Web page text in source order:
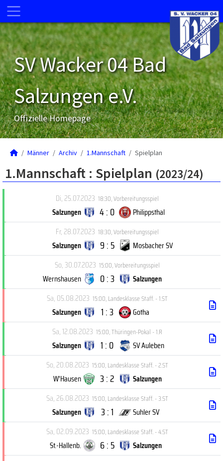
SV Wacker 04 Bad
Salzungen e.V.
Offizielle Homepage
Männer Archiv 1.Mannschaft Spielplan
1.Mannschaft : Spielplan (2023/24)
Di, 25.07.2023 18:30,Vorbereitungsspiel
Salzungen 4 : 0
Philippsthal
Fr, 28.07.2023 18:30,Vorbereitungsspiel
Salzungen 9 : 5
Mosbacher SV
So, 30.07.2023 15:00,Vorbereitungsspiel
Wernshausen 0 : 3
Salzungen
Sa, 05.08.2023 15:00,Landesklasse Staff. - 1.ST
Salzungen 1 : 3
Gotha
Sa, 12.08.2023 15:00,Thüringen-Pokal - 1.R
Salzungen 1 : 0
SV Auleben
So, 20.08.2023 15:00,Landesklasse Staff. - 2.ST
W'Hausen 3 : 2
Salzungen
Sa, 26.08.2023 15:00,Landesklasse Staff. - 3.ST
Salzungen 3 : 1
Suhler SV
Sa, 02.09.2023 15:00,Landesklasse Staff. - 4.ST
St.-Hallenb. 6 : 5
Salzungen